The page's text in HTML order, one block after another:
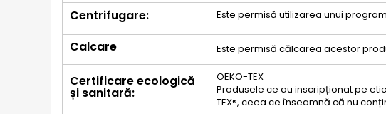
Centrifugare: Este permisă utilizarea unui
Calcare Este permisă călcarea acestor
Certificare ecologică
și sanitară:
OEKO-TEX
Produsele ce au inscripționat pe
TEX®, ceea ce înseamnă că nu